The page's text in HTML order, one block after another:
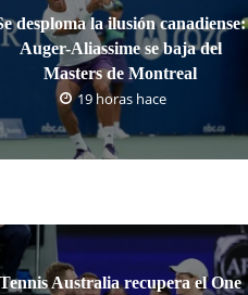
desploma la ilusión canadiense:
Auger-Aliassime se baja del
Masters de Montreal
19 horas hace
Tennis Australia recupera el One